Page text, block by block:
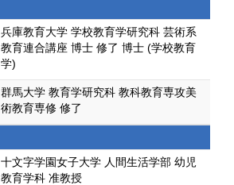
兵庫教育大学 学校教育学研究科 芸術系
教育連合講座 博士 修了 博士 (学校教育
学)
群馬大学 教育学研究科 教科教育専攻美
術教育専修 修了
十文字学園女子大学 人間生活学部 幼児
教育学科 准教授